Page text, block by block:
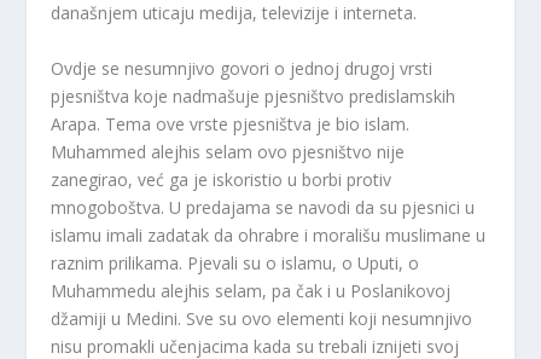
današnjem uticaju medija, televizije i interneta.
Ovdje se nesumnjivo govori o jednoj drugoj vrsti
pjesništva koje nadmašuje pjesništvo predislamskih
Arapa. Tema ove vrste pjesništva je bio islam.
Muhammed alejhis selam ovo pjesništvo nije
zanegirao, već ga je iskoristio u borbi protiv
mnogoboštva. U predajama se navodi da su pjesnici u
islamu imali zadatak da ohrabre i morališu muslimane u
raznim prilikama. Pjevali su o islamu, o Uputi, o
Muhammedu alejhis selam, pa čak i u Poslanikovoj
džamiji u Medini. Sve su ovo elementi koji nesumnjivo
nisu promakli učenjacima kada su trebali iznijeti svoj